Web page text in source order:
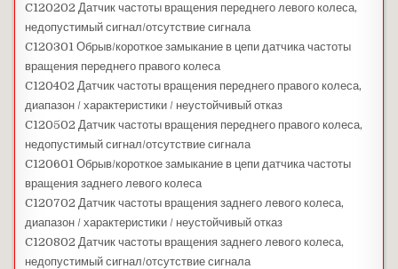
C120202 Датчик частоты вращения переднего левого колеса,
недопустимый сигнал/отсутствие сигнала
C120301 Обрыв/короткое замыкание в цепи датчика частоты
вращения переднего правого колеса
C120402 Датчик частоты вращения переднего правого колеса,
диапазон / характеристики / неустойчивый отказ
C120502 Датчик частоты вращения переднего правого колеса,
недопустимый сигнал/отсутствие сигнала
C120601 Обрыв/короткое замыкание в цепи датчика частоты
вращения заднего левого колеса
C120702 Датчик частоты вращения заднего левого колеса,
диапазон / характеристики / неустойчивый отказ
C120802 Датчик частоты вращения заднего левого колеса,
недопустимый сигнал/отсутствие сигнала